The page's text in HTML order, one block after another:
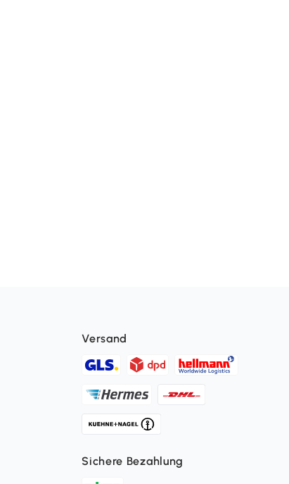
Versand
Sichere Bezahlung